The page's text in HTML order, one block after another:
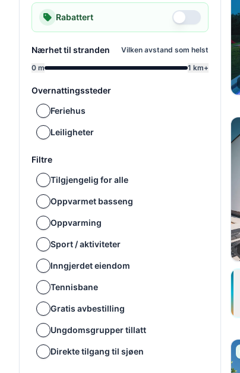
Rabattert
Nærhet til stranden
Vilken avstand som helst
0 m
1 km+
Overnattingssteder
Feriehus
Leiligheter
Filtre
Tilgjengelig for alle
Oppvarmet basseng
Oppvarming
Sport / aktiviteter
Inngjerdet eiendom
Tennisbane
Gratis avbestilling
Ungdomsgrupper tillatt
Direkte tilgang til sjøen